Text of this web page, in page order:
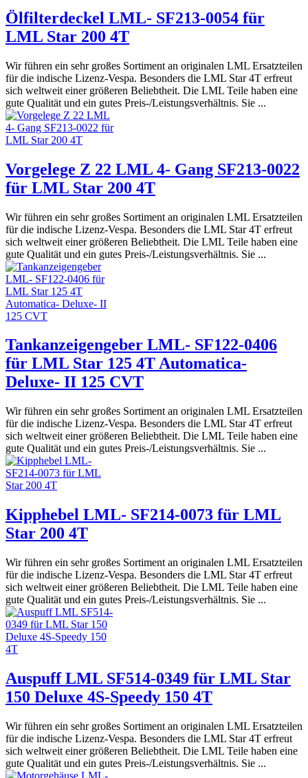
Ölfilterdeckel LML- SF213-0054 für
LML Star 200 4T
Wir führen ein sehr großes Sortiment an originalen LML Ersatzteilen
für die indische Lizenz-Vespa. Besonders die LML Star 4T erfreut
sich weltweit einer größeren Beliebtheit. Die LML Teile haben eine
gute Qualität und ein gutes Preis-/Leistungsverhältnis. Sie ...
Vorgelege Z 22 LML 4- Gang SF213-0022
für LML Star 200 4T
Wir führen ein sehr großes Sortiment an originalen LML Ersatzteilen
für die indische Lizenz-Vespa. Besonders die LML Star 4T erfreut
sich weltweit einer größeren Beliebtheit. Die LML Teile haben eine
gute Qualität und ein gutes Preis-/Leistungsverhältnis. Sie ...
Tankanzeigengeber LML- SF122-0406
für LML Star 125 4T Automatica-
Deluxe- II 125 CVT
Wir führen ein sehr großes Sortiment an originalen LML Ersatzteilen
für die indische Lizenz-Vespa. Besonders die LML Star 4T erfreut
sich weltweit einer größeren Beliebtheit. Die LML Teile haben eine
gute Qualität und ein gutes Preis-/Leistungsverhältnis. Sie ...
Kipphebel LML- SF214-0073 für LML
Star 200 4T
Wir führen ein sehr großes Sortiment an originalen LML Ersatzteilen
für die indische Lizenz-Vespa. Besonders die LML Star 4T erfreut
sich weltweit einer größeren Beliebtheit. Die LML Teile haben eine
gute Qualität und ein gutes Preis-/Leistungsverhältnis. Sie ...
Auspuff LML SF514-0349 für LML Star
150 Deluxe 4S-Speedy 150 4T
Wir führen ein sehr großes Sortiment an originalen LML Ersatzteilen
für die indische Lizenz-Vespa. Besonders die LML Star 4T erfreut
sich weltweit einer größeren Beliebtheit. Die LML Teile haben eine
gute Qualität und ein gutes Preis-/Leistungsverhältnis. Sie ...